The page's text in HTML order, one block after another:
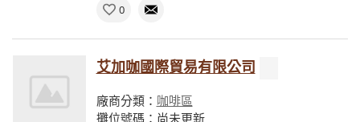
0
艾加咖國際貿易有限公司
廠商分類： 咖啡區
攤位號碼：尚未更新